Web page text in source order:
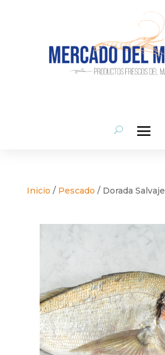
Inicio / Pescado / Dorada Salvaje